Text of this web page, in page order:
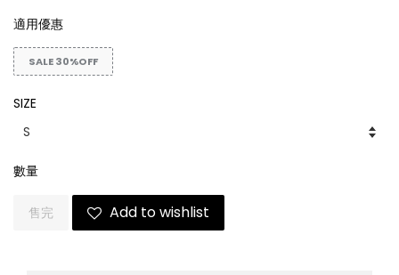
適用優惠
SALE 30%OFF
SIZE
數量
售完 Add to wishlist